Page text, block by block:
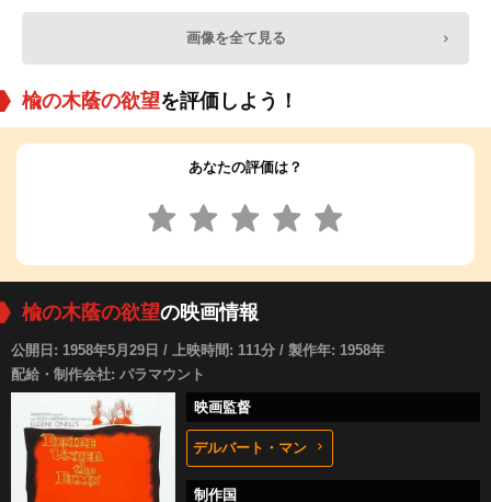
画像を全て見る
楡の木蔭の欲望を評価しよう！
あなたの評価は？
楡の木蔭の欲望の映画情報
公開日: 1958年5月29日 / 上映時間: 111分 / 製作年: 1958年
配給・制作会社: パラマウント
映画監督
デルバート・マン
制作国